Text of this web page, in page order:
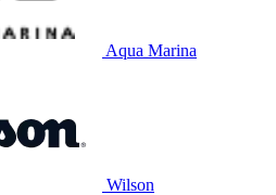
Aqua Marina
Wilson